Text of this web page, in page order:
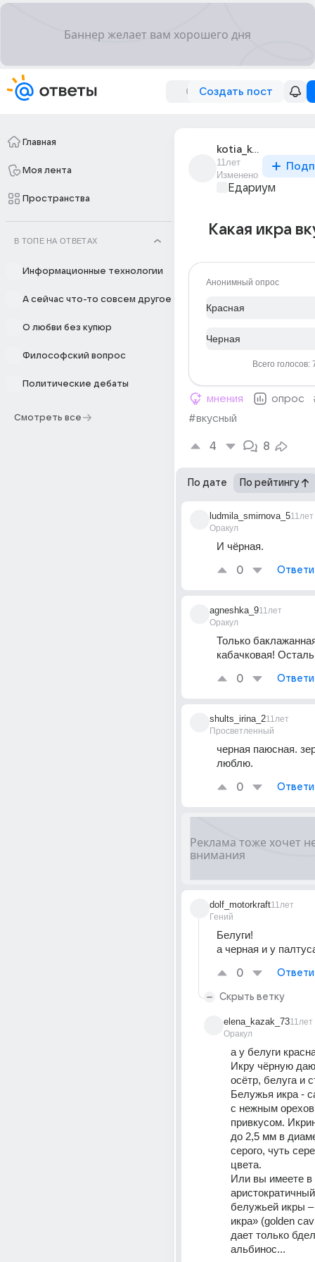
Создать пост
Главная
Моя лента
Пространства
В ТОПЕ НА ОТВЕТАХ
Информационные технологии
А сейчас что-то совсем другое
О любви без купюр
Философский вопрос
Политические дебаты
Смотреть все
kotia_kotia_210
11лет
Изменено
Едариум
Какая икра
Анонимный опрос
Красная
Черная
Всего голосов:
мнения опрос
#вкусный
4 8
По дате По рейтингу
ludmila_smirnova_5
Оракул
11лет
И чёрная.
0
agneshka_9
Оракул
11лет
Только
кабачковая!
0
shults_irina_2
Просветленный
11лет
черная паюсная.
люблю.
0
dolf_motorkraft
Гений
11лет
Белуги!
а черная и у
0
Скрыть ветку
elena_kazak_73
Оракул
11лет
а у белуги
Икру чёрную
осётр, белуга и
Белужья икра -
с нежным
привкусом.
до 2,5 мм в
серого, чуть
цвета.
Или вы имеете
белужьей икры –
икра» (golden
дает только
альбинос...